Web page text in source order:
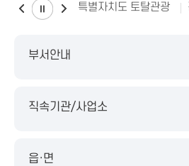
전북특별자치도 토탈관광
부서안내
직속기관/사업소
읍·면